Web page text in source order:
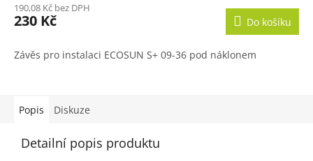
190,08 Kč bez DPH
230 Kč Do košíku
Závěs pro instalaci ECOSUN S+ 09-36 pod náklonem
Popis Diskuze
Detailní popis produktu